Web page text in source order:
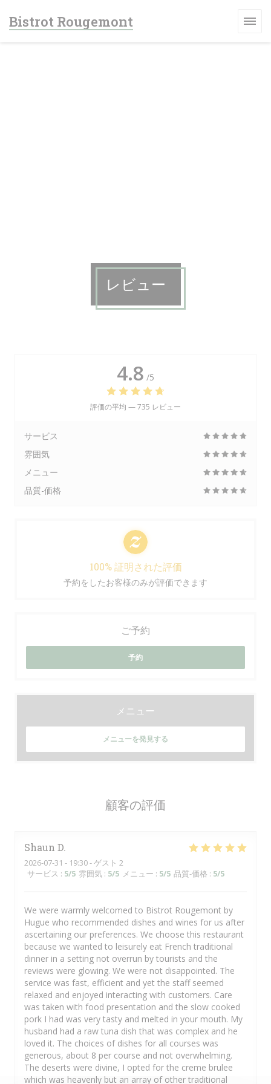
Bistrot Rougemont
レビュー
顧客の評価
Shaun D
2026-07-31 - 19:30 - ゲスト 2
サービス : 5/5 雰囲気 : 5/5 メニュー : 5/5 品質-価格 : 5/5
We were warmly welcomed to Bistrot Rougemont by
Hugue who recommended dishes and wines for us after
ascertaining our preferences. We choose this restaurant
because we wanted to leisurely eat French traditional
dinner in a setting not overrun by tourists and the
reviews were glowing. We were not disappointed. The
service was fast, efficient and yet the staff seemed
relaxed and enjoyed interacting with customers. Care
was taken with food presentation and the slow cooked
pork I had was very tasty and melted in your mouth. My
husband had a raw tuna dish that was complex and he
loved it. The choices of dishes for all courses was
generous, about 8 per course and not overwhelming.
The deserts were divine, I opted for the creme brulee
which was heavenly but an array of other traditional
4.8 /5
評価の平均 —735 レビュー
サービス
雰囲気
メニュー
品質-価格
100% 証明された評価
予約をしたお客様のみが評価できます
ご予約
予約
メニュー
メニューを発見する